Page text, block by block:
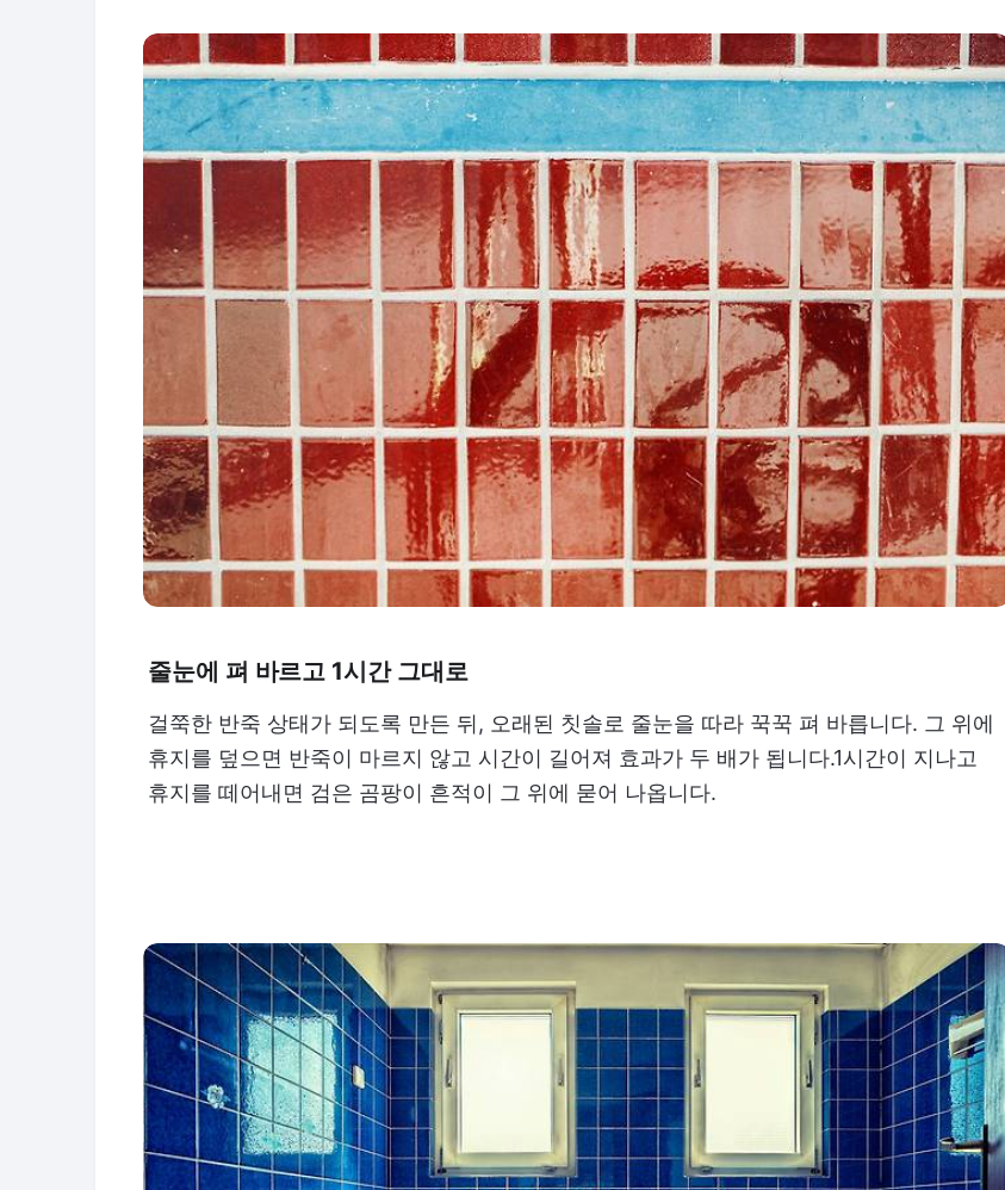
줄눈에 펴 바르고 1시간 그대로
걸쭉한 반죽 상태가 되도록 만든 뒤, 오래된 칫솔로 줄눈을 따라 꾹꾹 펴 바릅니다. 그 위에
휴지를 덮으면 반죽이 마르지 않고 시간이 길어져 효과가 두 배가 됩니다.1시간이 지나고
휴지를 떼어내면 검은 곰팡이 흔적이 그 위에 묻어 나옵니다.